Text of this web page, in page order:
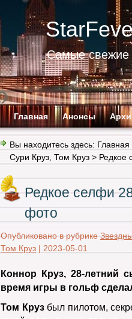
Самые свежие
Главная Анонсы
Вы находитесь здесь: Главная
Сури Круз Том Круз > Редкое
Редкое селфи
фото
Опубликовано в рубрике
Том Круз | 2023-05-01
Коннор Круз, 28-летний
время игры в гольф
Том Круз был пилотом,